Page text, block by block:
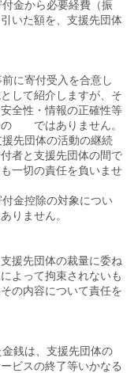
金から必要経費（振
いた額を、支援先団体
に寄付受入を合意し
して紹介しますが、そ
全性・情報の正確性等
の ではありません。
先団体の活動の継続
者と支援先団体の間で
一切の責任を負いませ
金控除の対象につい
りません。
援先団体の裁量に委ね
よって拘束されないも
の内容について責任を
銭は、支援先団体の
ビスの終了等いかなる